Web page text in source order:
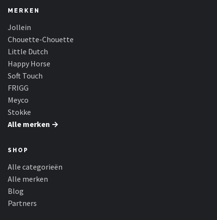
MERKEN
Jollein
Chouette-Chouette
Little Dutch
Happy Horse
Soft Touch
FRIGG
Meyco
Stokke
Alle merken →
SHOP
Alle categorieën
Alle merken
Blog
Partners